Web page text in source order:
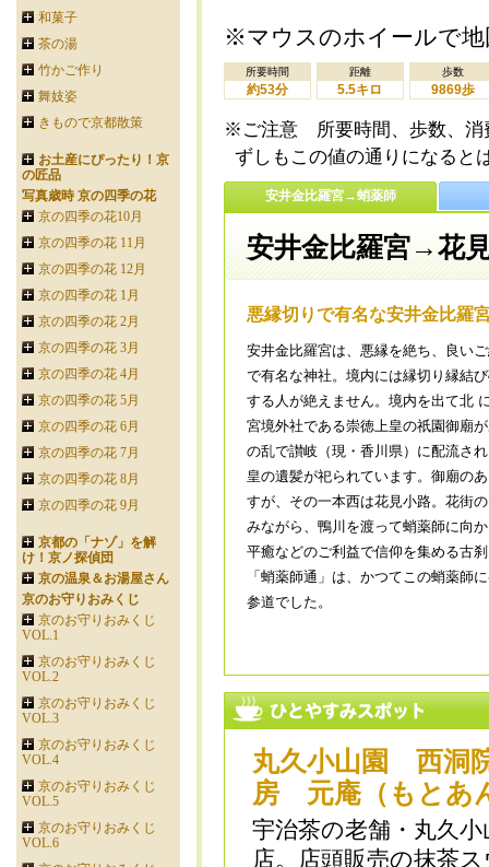
※マウスのホイールで
所要時間
約53分
距離
5.5キロ
歩数
9869歩
※ご注意 所要時間、歩数、消
ずしもこの値の通りになると
安井金比羅宮→蛸薬師
安井金比羅宮→花
悪縁切りで有名な安井金比羅
安井金比羅宮は、悪縁を絶ち、良い
で有名な神社。境内には縁切り縁結
する人が絶えません。境内を出て北
宮境外社である崇徳上皇の祇園御廟
の乱で讃岐（現・香川県）に配流さ
皇の遺髪が祀られています。御廟の
すが、その一本西は花見小路。花街
みながら、鴨川を渡って蛸薬師に向
平癒などのご利益で信仰を集める古
「蛸薬師通」は、かつてこの蛸薬師
参道でした。
丸久小山園 西洞
房 元庵（もとあ
宇治茶の老舗・丸久
店。店頭販売の抹茶
和菓子
茶の湯
竹かご作り
舞妓姿
きもので京都散策
お土産にぴったり！京
の匠品
写真歳時 京の四季の花
京の四季の花10月
京の四季の花 11月
京の四季の花 12月
京の四季の花 1月
京の四季の花 2月
京の四季の花 3月
京の四季の花 4月
京の四季の花 5月
京の四季の花 6月
京の四季の花 7月
京の四季の花 8月
京の四季の花 9月
京都の「ナゾ」を解
け！京ノ探偵団
京の温泉＆お湯屋さん
京のお守りおみくじ
京のお守りおみくじ
VOL.1
京のお守りおみくじ
VOL.2
京のお守りおみくじ
VOL.3
京のお守りおみくじ
VOL.4
京のお守りおみくじ
VOL.5
京のお守りおみくじ
VOL.6